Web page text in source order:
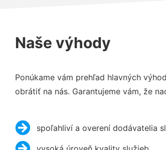
Naše výhody
Ponúkame vám prehľad hlavných
obrátiť na nás. Garantujeme vám, že
spoľahliví a overení dodávatelia